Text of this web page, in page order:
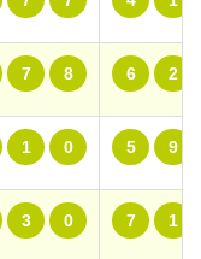
7 8 6 2
1 0 5 9
3 0 7 1